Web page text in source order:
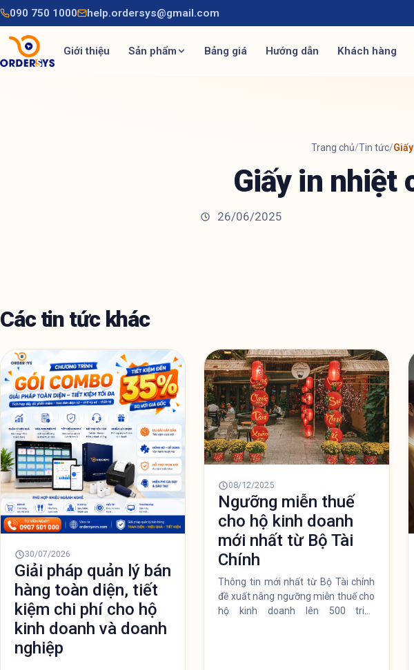
090 750 1000 help.ordersys@gmail.com
Giới thiệu Sản phẩm Bảng giá Hướng dẫn Khách hàng
Trang chủ/Tin tức/
Giấy in nhiệt
26/06/2025
Các tin tức khác
30/07/2026
Giải pháp quản lý bán
hàng toàn diện, tiết
kiệm chi phí cho hộ
kinh doanh và doanh
nghiệp
08/12/2025
Ngưỡng miễn thuế
cho hộ kinh doanh
mới nhất từ Bộ Tài
Chính
Thông tin mới nhất từ Bộ Tài chính
đề xuất nâng ngưỡng miễn thuế cho
hộ kinh doanh lên 500 triệu